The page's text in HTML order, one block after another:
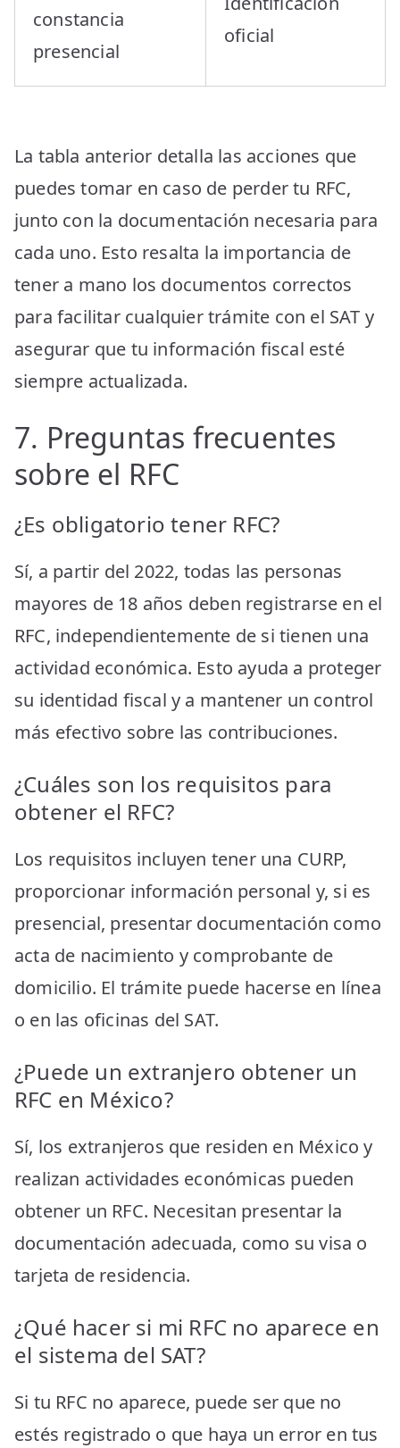
constancia
presencial
oficial
La tabla anterior detalla las acciones que
puedes tomar en caso de perder tu RFC,
junto con la documentación necesaria para
cada uno. Esto resalta la importancia de
tener a mano los documentos correctos
para facilitar cualquier trámite con el SAT y
asegurar que tu información fiscal esté
siempre actualizada.
7. Preguntas frecuentes
sobre el RFC
¿Es obligatorio tener RFC?
Sí, a partir del 2022, todas las personas
mayores de 18 años deben registrarse en el
RFC, independientemente de si tienen una
actividad económica. Esto ayuda a proteger
su identidad fiscal y a mantener un control
más efectivo sobre las contribuciones.
¿Cuáles son los requisitos para
obtener el RFC?
Los requisitos incluyen tener una CURP,
proporcionar información personal y, si es
presencial, presentar documentación como
acta de nacimiento y comprobante de
domicilio. El trámite puede hacerse en línea
o en las oficinas del SAT.
¿Puede un extranjero obtener un
RFC en México?
Sí, los extranjeros que residen en México y
realizan actividades económicas pueden
obtener un RFC. Necesitan presentar la
documentación adecuada, como su visa o
tarjeta de residencia.
¿Qué hacer si mi RFC no aparece en
el sistema del SAT?
Si tu RFC no aparece, puede ser que no
estés registrado o que haya un error en tus